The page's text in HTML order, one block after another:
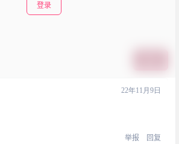
登录
22年11月9日
举报 回复